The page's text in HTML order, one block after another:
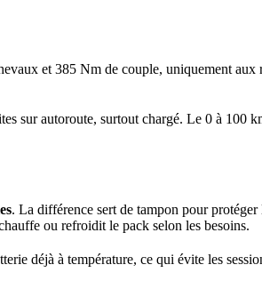
et 385 Nm de couple, uniquement
sur autoroute, surtout chargé. Le 0 à 100
. La différence sert de tampon pour
ou refroidit le pack selon les besoins.
déjà à température, ce qui évite les